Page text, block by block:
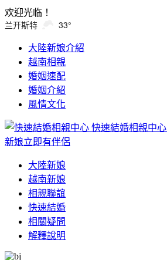
欢迎光临！
兰开斯特 33°
大陸新娘介紹
越南相親
婚姻速配
婚姻介紹
風情文化
快速結婚相親中心
新娘立即有伴侶
大陸新娘
越南新娘
相親聯誼
快速結婚
相關疑問
解釋說明